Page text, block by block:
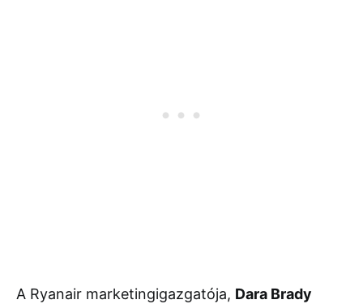
A Ryanair marketingigazgatója, Dara Brady